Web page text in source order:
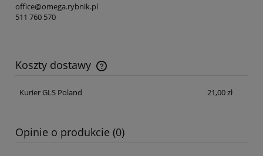
office@omega.rybnik.pl
511 760 570
Koszty dostawy
Cena nie zawiera ewentualnych kosztów płatności
Kurier GLS Poland
21,00 zł
Opinie o produkcie (0)